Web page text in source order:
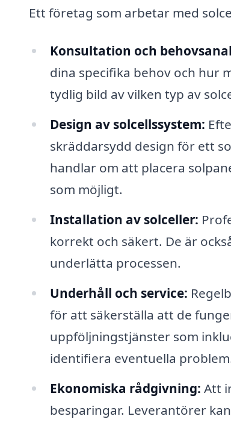
Ett företag som arbetar med
Konsultation och
dina specifika behov och hur
tydlig bild av vilken typ av
Design av solcellssystem:
skräddarsydd design för ett
handlar om att placera
som möjligt.
Installation av solceller:
korrekt och säkert. De är
underlätta processen.
Underhåll och service:
för att säkerställa att de
uppföljningstjänster som
identifiera eventuella
Ekonomiska rådgivning: Att
besparingar. Leverantörer